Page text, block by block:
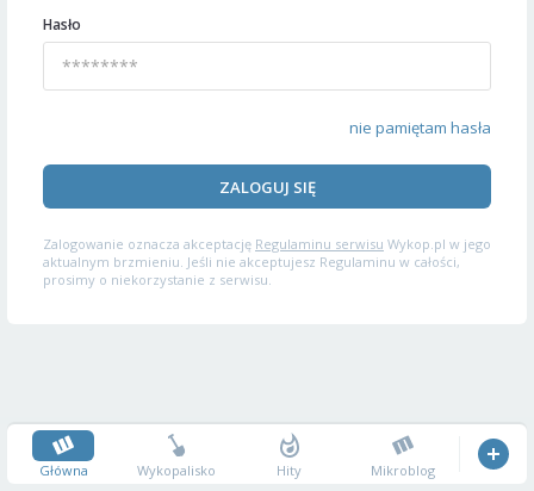
Hasło
nie pamiętam hasła
ZALOGUJ SIĘ
Zalogowanie oznacza akceptację Regulaminu serwisu Wykop.pl w jego
aktualnym brzmieniu. Jeśli nie akceptujesz Regulaminu w całości,
prosimy o niekorzystanie z serwisu.
Główna Wykopalisko Hity Mikroblog